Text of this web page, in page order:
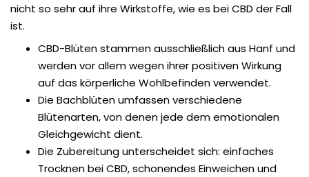
nicht so sehr auf ihre Wirkstoffe, wie es bei CBD der Fall
ist.
CBD-Blüten stammen ausschließlich aus Hanf und
werden vor allem wegen ihrer positiven Wirkung
auf das körperliche Wohlbefinden verwendet.
Die Bachblüten umfassen verschiedene
Blütenarten, von denen jede dem emotionalen
Gleichgewicht dient.
Die Zubereitung unterscheidet sich: einfaches
Trocknen bei CBD, schonendes Einweichen und